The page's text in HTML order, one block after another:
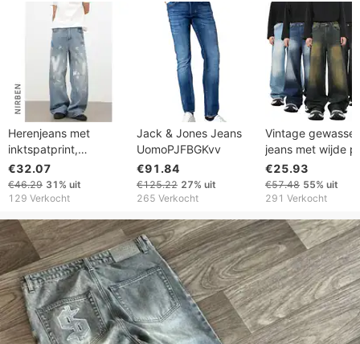
Herenjeans met
inktspatprint,
gewassen look,
Amerikaanse vintage
losse rechte jeans met
streetwear broek
€32.07
€46.29 31% uit
129 Verkocht
Jack & Jones Jeans
UomoPJFBGKvv
€91.84
€125.22 27% uit
265 Verkocht
Vintage
jeans met wijde
voor heren, retro
vervaagde, losse,
rechte denim
€25.93
€57.48 55% uit
291 Verkocht